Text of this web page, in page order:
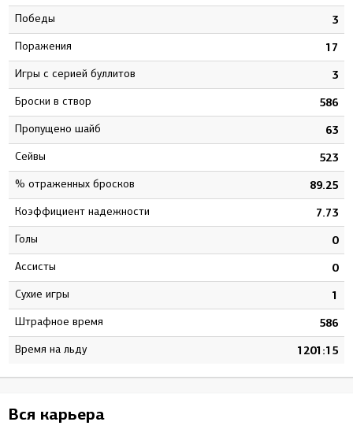
Победы 3
Поражения 17
Игры с серией буллитов 3
Броски в створ 586
Пропущено шайб 63
Сейвы 523
% отраженных бросков 89.25
Коэффициент надежности 7.73
Голы 0
Ассисты 0
Сухие игры 1
штрафное время 586
Время на льду 1201:15
Вся карьера